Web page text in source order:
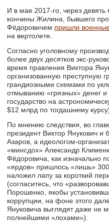
И в мае 2017-го, через
кончины Жилина, бывшего
Фёдоровичем пришли
на вертолете.
Согласно уголовному
более двух десятков экс-
время правления Виктора
организованную преступную
грандиозными схемами по
отмыванию «грязных» денег
государство на
$12 млрд по тогдашнему
По мнению следствия, во
президент Виктор Янукович
Азаров, а идеологом-
«минсдох» Александр
Фёдоровича, как изначально
«ярдов» пришлось «лишь»
наложил лапу за короткий
(согласитесь, что
Порошенко, якобы
коррупции, на фоне этого
Януковича выглядят даже не
полнейшими «лохами»).